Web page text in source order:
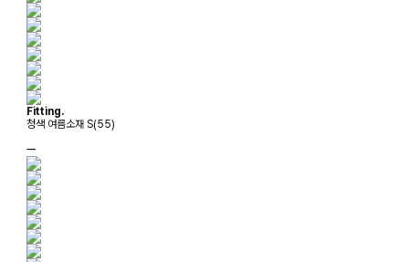
Fitting.
청색 여름소재 S(55)
ㅡ